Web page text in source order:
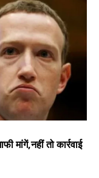
मांगें,नहीं तो कार्रवाई